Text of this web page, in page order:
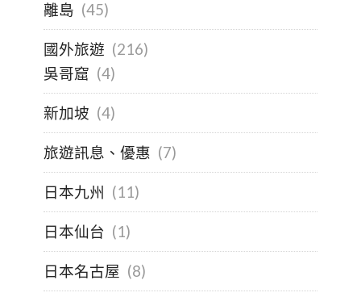
離島 (45)
國外旅遊 (216)
吳哥窟 (4)
新加坡 (4)
旅遊訊息、優惠 (7)
日本九州 (11)
日本仙台 (1)
日本名古屋 (8)